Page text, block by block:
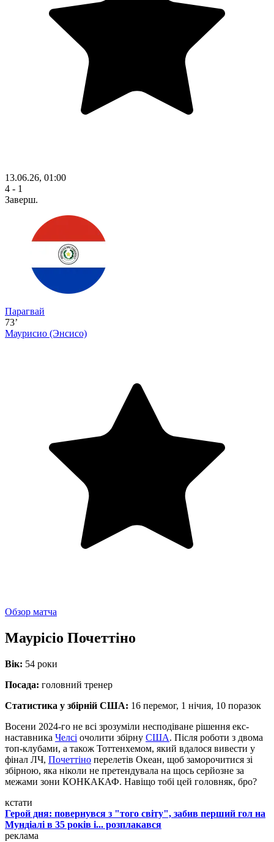
13.06.26, 01:00
4 - 1
Заверш.
Парагвай
73’
Маурисио (Энсисо)
Обзор матча
Маурісіо Почеттіно
Вік: 54 роки
Посада: головний тренер
Статистика у збірній США: 16 перемог, 1 нічия, 10 поразок
Восени 2024-го не всі зрозуміли несподіване рішення екс-
наставника Челсі очолити збірну США. Після роботи з двома
топ-клубами, а також Тоттенхемом, який вдалося вивести у
фінал ЛЧ, Почеттіно перелетів Океан, щоб заморочитися зі
збірною, яка ніколи не претендувала на щось серйозне за
межами зони КОНКАКАФ. Навіщо тобі цей головняк, бро?
кстати
Герой дня: повернувся з "того світу", забив перший гол на
Мундіалі в 35 років і... розплакався
реклама